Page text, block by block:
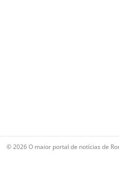
© 2026 O maior portal de notícias de